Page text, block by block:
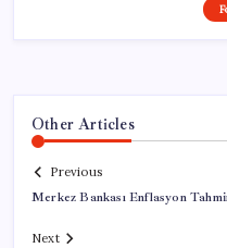
Other Articles
Previous
Merkez Bankası Enflasyon
Next